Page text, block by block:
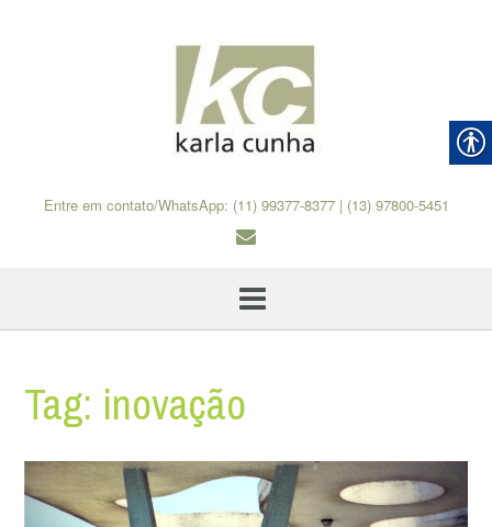
Entre em contato/WhatsApp: (11) 99377-8377 | (13) 97800-5451
Tag: inovação